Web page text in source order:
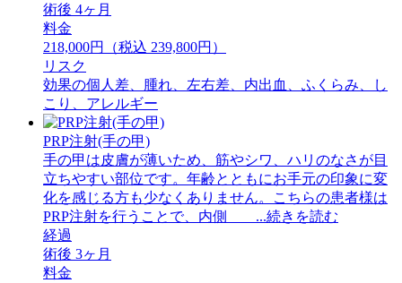
術後 4ヶ月
料金
218,000円（税込 239,800円）
リスク
効果の個人差、腫れ、左右差、内出血、ふくらみ、し
こり、アレルギー
PRP注射(手の甲)
手の甲は皮膚が薄いため、筋やシワ、ハリのなさが目
立ちやすい部位です。年齢とともにお手元の印象に変
化を感じる方も少なくありません。こちらの患者様は
PRP注射を行うことで、内側 ...続きを読む
経過
術後 3ヶ月
料金